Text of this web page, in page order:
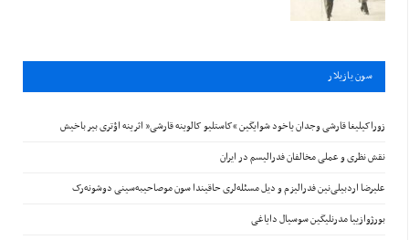
سون يازيلار
زوراکیلیغا قارشی وجدان یاخود شوایگین “کاستلیو کالوینه قارشی” اثرینه اؤتری بیر باخیش
نقش نظری و عملی مخالفان فدرالیسم در ایران
علیرضا اردبیلی‌نین فدرالیزم و دیل مسئله‌لری حاقیندا سون موصاحیبه‌سینی دوشونه‌رک
بورژوازییا مدرنلیگین سوسیال دایاغی